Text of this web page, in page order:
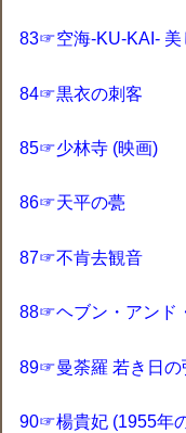
83☞空海-KU-KAI- 美
84☞黒衣の刺客
85☞少林寺 (映画)
86☞天平の甍
87☞不肯去観音
88☞ヘブン・アンド
89☞曼荼羅 若き日の
90☞楊貴妃 (1955年